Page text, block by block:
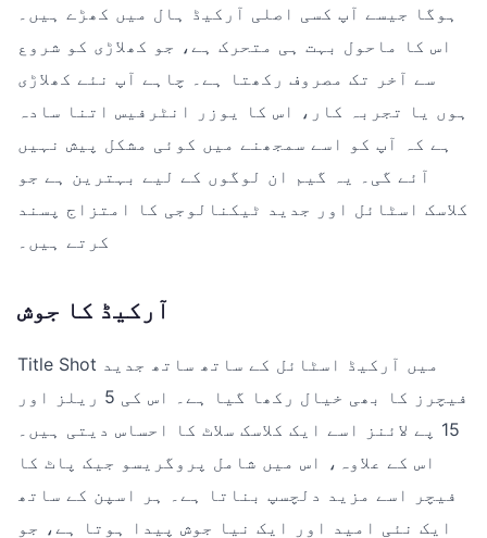
ہوگا جیسے آپ کسی اصلی آرکیڈ ہال میں کھڑے ہیں۔
اس کا ماحول بہت ہی متحرک ہے، جو کھلاڑی کو شروع
سے آخر تک مصروف رکھتا ہے۔ چاہے آپ نئے کھلاڑی
ہوں یا تجربہ کار، اس کا یوزر انٹرفیس اتنا سادہ
ہے کہ آپ کو اسے سمجھنے میں کوئی مشکل پیش نہیں
آئے گی۔ یہ گیم ان لوگوں کے لیے بہترین ہے جو
کلاسک اسٹائل اور جدید ٹیکنالوجی کا امتزاج پسند
کرتے ہیں۔
آرکیڈ کا جوش
Title Shot میں آرکیڈ اسٹائل کے ساتھ ساتھ جدید
فیچرز کا بھی خیال رکھا گیا ہے۔ اس کی 5 ریلز اور
15 پے لائنز اسے ایک کلاسک سلاٹ کا احساس دیتی ہیں۔
اس کے علاوہ، اس میں شامل پروگریسو جیک پاٹ کا
فیچر اسے مزید دلچسپ بناتا ہے۔ ہر اسپن کے ساتھ
ایک نئی امید اور ایک نیا جوش پیدا ہوتا ہے، جو